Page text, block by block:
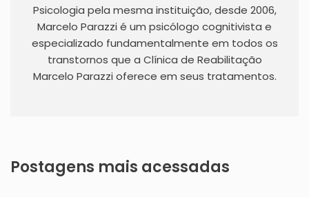
Psicologia pela mesma instituição, desde 2006,
Marcelo Parazzi é um psicólogo cognitivista e
especializado fundamentalmente em todos os
transtornos que a Clínica de Reabilitação
Marcelo Parazzi oferece em seus tratamentos.
Postagens mais acessadas